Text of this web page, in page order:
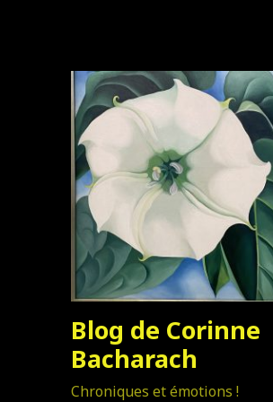
Blog de Corinne
Bacharach
Chroniques et émotions !